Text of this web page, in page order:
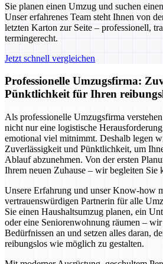
Sie planen einen Umzug und suchen
Unser erfahrenes Team steht Ihnen von
letzten Karton zur Seite – professionell,
termingerecht.
Jetzt schnell vergleichen
Professionelle Umzugsfirma:
Pünktlichkeit für Ihren
Als professionelle Umzugsfirma
nicht nur eine logistische
emotional viel mitnimmt. Deshalb legen
Zuverlässigkeit und Pünktlichkeit, um
Ablauf abzunehmen. Von der ersten
Ihrem neuen Zuhause – wir begleiten Sie
Unsere Erfahrung und unser Know-how
vertrauenswürdigen Partnerin für alle
Sie einen Haushaltsumzug planen, ein
oder eine Seniorenwohnung räumen – wir
Bedürfnissen an und setzen alles daran,
reibungslos wie möglich zu gestalten.